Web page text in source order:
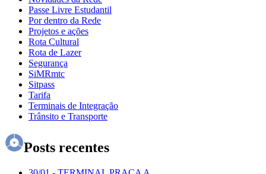
Passe Livre Estudantil
Por dentro da Rede
Projetos e ações
Rota Cultural
Rota de Lazer
Segurança
SiMRmtc
Sitpass
Tarifa
Terminais de Integração
Trânsito e Transporte
Posts recentes